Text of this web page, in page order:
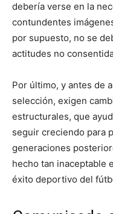
debería verse en la
contundentes
por supuesto, no se
actitudes no
Por último, y antes de
selección, exigen
estructurales, que
seguir creciendo para
generaciones
hecho tan inaceptable
éxito deportivo del